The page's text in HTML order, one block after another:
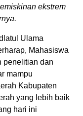
ekstrem
Ulama
Mahasiswa
penelitian dan
mampu
Kabupaten
yang lebih baik
hari ini